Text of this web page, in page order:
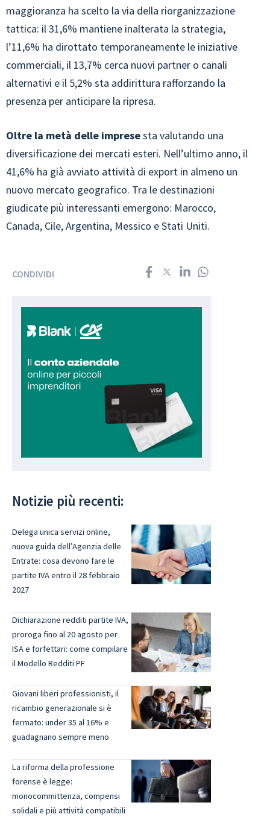
maggioranza ha scelto la via della riorganizzazione
tattica: il 31,6% mantiene inalterata la strategia,
l’11,6% ha dirottato temporaneamente le iniziative
commerciali, il 13,7% cerca nuovi partner o canali
alternativi e il 5,2% sta addirittura rafforzando la
presenza per anticipare la ripresa.
Oltre la metà delle impresesta valutando una
diversificazione dei mercati esteri. Nell’ultimo anno, il
41,6% ha già avviato attività di export in almeno un
nuovo mercato geografico. Tra le destinazioni
giudicate più interessanti emergono: Marocco,
Canada, Cile, Argentina, Messico e Stati Uniti.
CONDIVIDI
Notizie più recenti:
Delega unica servizi online,
nuova guida dell’Agenzia delle
Entrate: cosa devono fare le
partite IVA entro il 28 febbraio
2027
Dichiarazione redditi partite IVA,
proroga fino al 20 agosto per
ISA e forfettari: come compilare
il Modello Redditi PF
Giovani liberi professionisti, il
ricambio generazionale si è
fermato: under 35 al 16% e
guadagnano sempre meno
La riforma della professione
forense è legge:
monocommittenza, compensi
solidali e più attività compatibili